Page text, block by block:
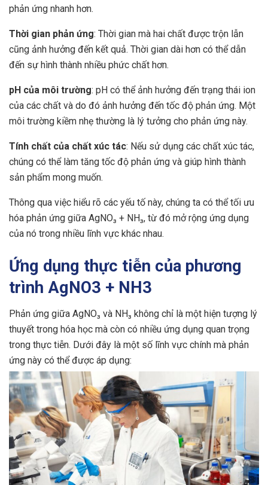
phản ứng nhanh hơn.
Thời gian phản ứng: Thời gian mà hai chất được trộn lẫn
cũng ảnh hưởng đến kết quả. Thời gian dài hơn có thể dẫn
đến sự hình thành nhiều phức chất hơn.
pH của môi trường: pH có thể ảnh hưởng đến trạng thái ion
của các chất và do đó ảnh hưởng đến tốc độ phản ứng. Một
môi trường kiềm nhẹ thường là lý tưởng cho phản ứng này.
Tính chất của chất xúc tác: Nếu sử dụng các chất xúc tác,
chúng có thể làm tăng tốc độ phản ứng và giúp hình thành
sản phẩm mong muốn.
Thông qua việc hiểu rõ các yếu tố này, chúng ta có thể tối ưu
hóa phản ứng giữa AgNO₃ + NH₃, từ đó mở rộng ứng dụng
của nó trong nhiều lĩnh vực khác nhau.
Ứng dụng thực tiễn của phương
trình AgNO3 + NH3
Phản ứng giữa AgNO₃ và NH₃ không chỉ là một hiện tượng lý
thuyết trong hóa học mà còn có nhiều ứng dụng quan trọng
trong thực tiễn. Dưới đây là một số lĩnh vực chính mà phản
ứng này có thể được áp dụng: